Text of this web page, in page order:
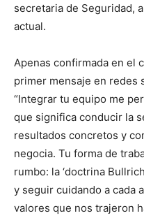
secretaria de Seguridad,
actual.
Apenas confirmada en el
primer mensaje en redes
“Integrar tu equipo me
que significa conducir la
resultados concretos y
negocia. Tu forma de
rumbo: la ‘doctrina
y seguir cuidando a cada
valores que nos trajeron